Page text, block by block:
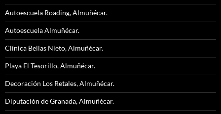
Autoescuela Roading, Almuñécar.
Autoescuela Almuñécar.
Clínica Bellas Nieto, Almuñécar.
Playa El Tesorillo, Almuñécar.
Decoración Los Retales, Almuñécar.
Diputación de Granada, Almuñécar.